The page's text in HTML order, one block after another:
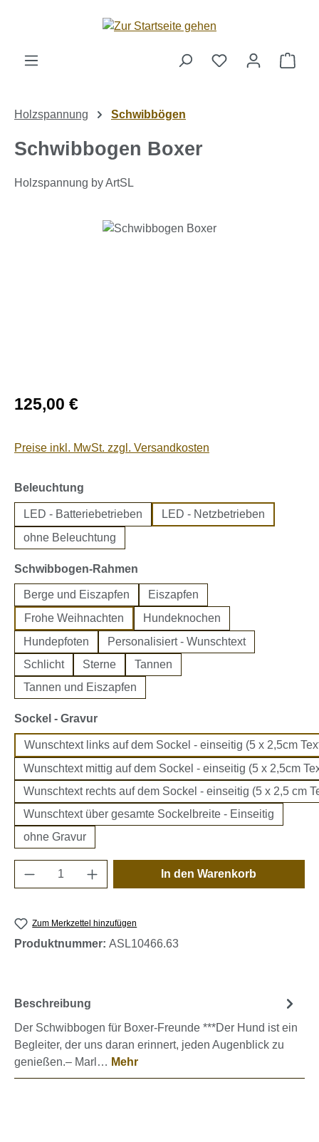
Zum Hauptinhalt springen
Holzspannung Schwibbögen
Schwibbogen Boxer
Holzspannung by ArtSL
Bildergalerie überspringen
Regulärer Preis:
125,00 €
Preise inkl. MwSt. zzgl. Versandkosten
Beleuchtung
LED - Batteriebetrieben
LED - Netzbetrieben
ohne Beleuchtung
Schwibbogen-Rahmen
Berge und Eiszapfen
Eiszapfen
Frohe Weihnachten
Hundeknochen
Hundepfoten
Personalisiert - Wunschtext
Schlicht
Sterne
Tannen
Tannen und Eiszapfen
Sockel - Gravurauswählen
Wunschtext links auf dem Sockel - einseitig (5 x 2,5cm
Wunschtext mittig auf dem Sockel - einseitig (5 x 2,5cm
Wunschtext rechts auf dem Sockel - einseitig (5 x 2,5 cm
Wunschtext über gesamte Sockelbreite - Einseitig
ohne Gravur
Produkt Anzahl: Gib den gewünschten
In den Warenkorb
Zum Merkzettel hinzufügen
Produktnummer: ASL10466.63
Beschreibung
Der Schwibbogen für Boxer-Freunde ***Der Hund ist ein
Begleiter, der uns daran erinnert, jeden Augenblick zu
genießen.– Marl… Mehr